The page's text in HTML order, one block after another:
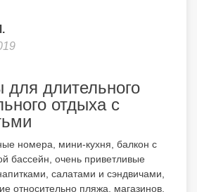
номера, мини-кухня, балкон с
бассейн, очень приветливые
салатами и сэндвичами,
относительно пляжа, магазинов,
дороге, наш номер выходил
некомфортно засыпать под гул
Крита, вода после принятия
нужно обязательно вытирать. Из
жидкое мыло в ванной, на кухне
средств, губок или даже соли и
рекомендовать отель для